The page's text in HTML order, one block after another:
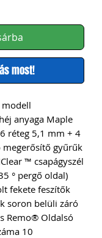
most!
modell
anyaga Maple
réteg 5,1 mm + 4
megerősítő gyűrűk
™ csapágyszél
° pergő oldal)
fekete feszítők
soron belüli záró
Remo® Oldalsó
10